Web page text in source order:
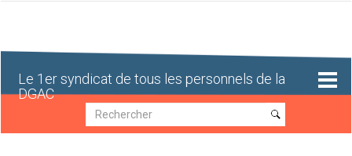
Le 1er syndicat de tous les personnels de la
DGAC
Recherche
Recherche